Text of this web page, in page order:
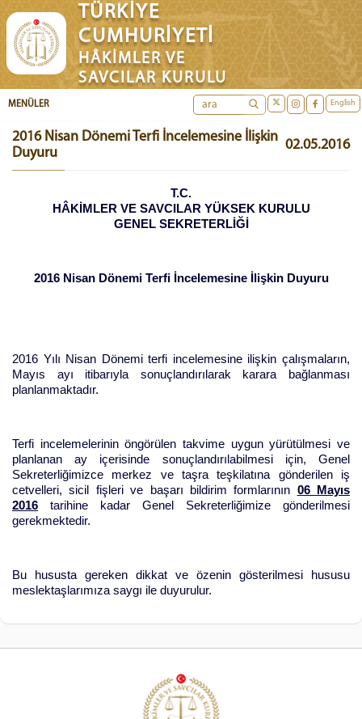
TÜRKİYE
CUMHURİYETİ
HÂKİMLER VE
SAVCILAR KURULU
English
MENÜLER
2016 Nisan Dönemi Terfi İncelemesine İlişkin
Duyuru
02.05.2016
T.C.
HÂKİMLER VE SAVCILAR YÜKSEK KURULU
GENEL SEKRETERLİĞİ
2016 Nisan Dönemi Terfi İncelemesine İlişkin Duyuru
2016 Yılı Nisan Dönemi terfi incelemesine ilişkin çalışmaların,
Mayıs ayı itibarıyla sonuçlandırılarak karara bağlanması
planlanmaktadır.
Terfi incelemelerinin öngörülen takvime uygun yürütülmesi ve
planlanan ay içerisinde sonuçlandırılabilmesi için, Genel
Sekreterliğimizce merkez ve taşra teşkilatına gönderilen iş
cetvelleri, sicil fişleri ve başarı bildirim formlarının 06 Mayıs
2016 tarihine kadar Genel Sekreterliğimize gönderilmesi
gerekmektedir.
Bu hususta gereken dikkat ve özenin gösterilmesi hususu
meslektaşlarımıza saygı ile duyurulur.